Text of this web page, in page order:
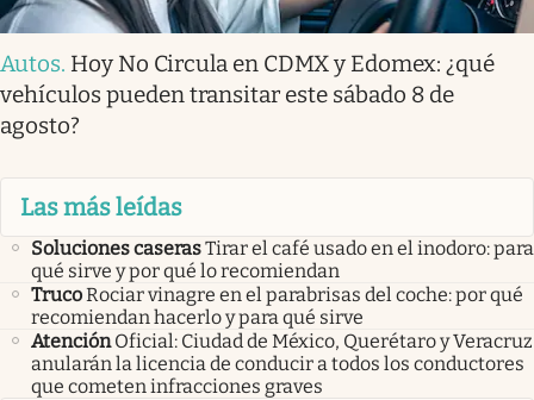
Autos. Hoy No Circula en CDMX y Edomex: ¿qué
vehículos pueden transitar este sábado 8 de
agosto?
Las más leídas
Soluciones caserasTirar el café usado en el inodoro: para
qué sirve y por qué lo recomiendan
TrucoRociar vinagre en el parabrisas del coche: por qué
recomiendan hacerlo y para qué sirve
Atención Oficial: Ciudad de México, Querétaro y Veracruz
anularán la licencia de conducir a todos los conductores
que cometen infracciones graves